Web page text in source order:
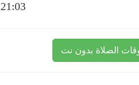
21:03
الصلاة بدون نت